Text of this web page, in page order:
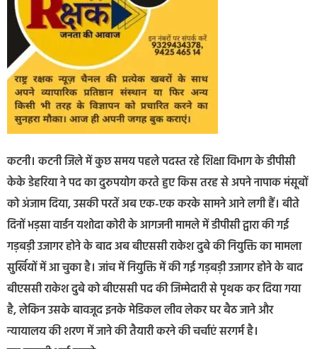
कटनी। कटनी जिले में कुछ समय पहले पदस्त रहे शिक्षा विभाग के डीपीसी
केके डेहरिया ने पद का दुरुपयोग करते हुए किस तरह से अपने नापाक मंसूबों
को अंजाम दिया, उसकी परतें अब एक-एक करके सामने आने लगी हैं। बीते
दिनों भड़सा वार्डन यशोदा कोरी के आगजनी मामले में डीपीसी द्वारा की गई
गड़बड़ी उजागर होने के बाद अब बीएससी राकेश दुबे की नियुक्ति का मामला
सुर्खियों में आ चुका है। जांच में नियुक्ति में की गई गड़बड़ी उजागर होने के बाद
बीएससी राकेश दुबे को बीएससी पद की जिम्मेदारी से पृथक कर दिया गया
है, लेकिन उसके बावजूद इनके मेडिकल लीव लेकर घर बैठ जाने और
न्यायालय की शरण में जाने की तैयारी करने की चर्चाएं सरगर्म है।